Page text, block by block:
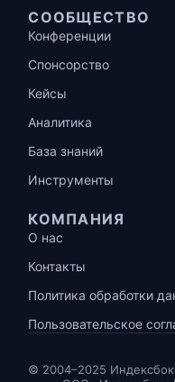
СООБЩЕСТВО
Конференции
Спонсорство
Кейсы
Аналитика
База знаний
Инструменты
КОМПАНИЯ
О нас
Контакты
Политика обработки
Пользовательское
© 2004–2025